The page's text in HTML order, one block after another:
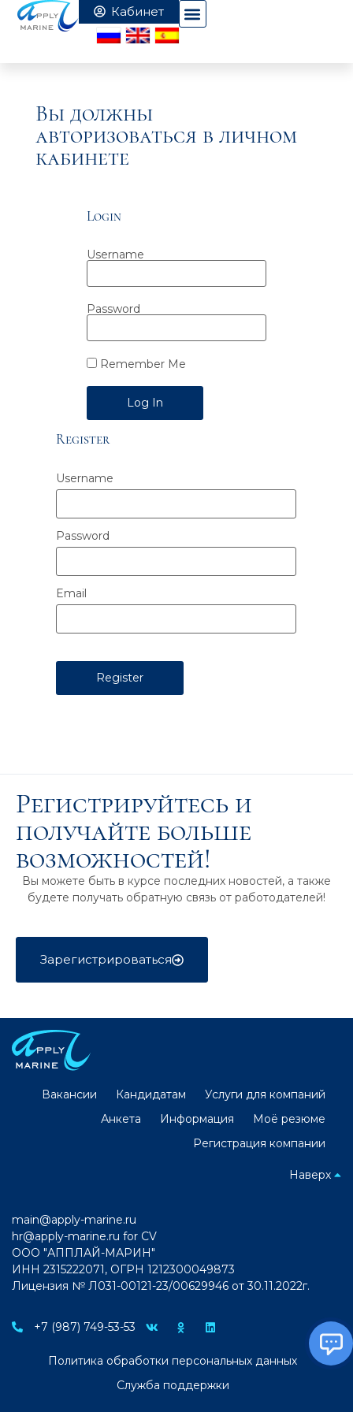
Вы должны
авторизоваться в личном
кабинете
Login
Username
Password
Remember Me
Alternative:
Register
Username
Password
Email
Регистрируйтесь и
получайте больше
возможностей!
Вы можете быть в курсе последних новостей, а также
будете получать обратную связь от работодателей!
Зарегистрироваться
Вакансии Кандидатам
Услуги для компаний
Анкета
Информация
Моё резюме
Регистрация компании
Наверх
main@apply-marine.ru
hr@apply-marine.ru for CV
ООО "АППЛАЙ-МАРИН"
ИНН 2315222071, ОГРН 1212300049873
Лицензия № Л031-00121-23/00629946 от 30.11.2022г.
+7 (987) 749-53-53
Политика обработки персональных данных
Служба поддержки